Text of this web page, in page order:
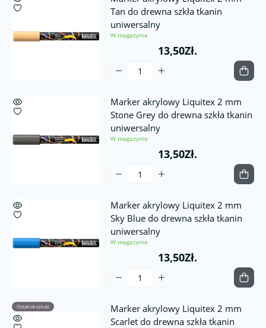
Tan do drewna szkła tkanin
uniwersalny
W magazynie
13,50Zł.
Marker akrylowy Liquitex 2 mm
Stone Grey do drewna szkła tkanin
uniwersalny
W magazynie
13,50Zł.
Marker akrylowy Liquitex 2 mm
Sky Blue do drewna szkła tkanin
uniwersalny
W magazynie
13,50Zł.
Ostatnie sztuki
Marker akrylowy Liquitex 2 mm
Scarlet do drewna szkła tkanin